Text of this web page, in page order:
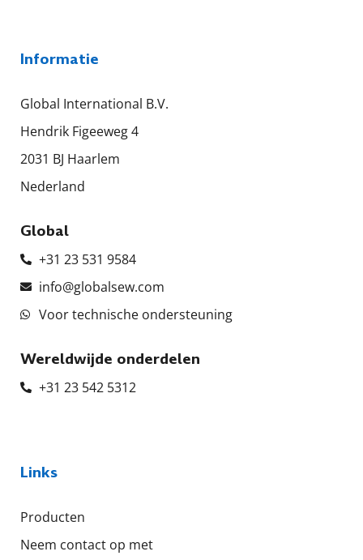
Informatie
Global International B.V.
Hendrik Figeeweg 4
2031 BJ Haarlem
Nederland
Global
+31 23 531 9584
info@globalsew.com
Voor technische ondersteuning
Wereldwijde onderdelen
+31 23 542 5312
Links
Producten
Neem contact op met